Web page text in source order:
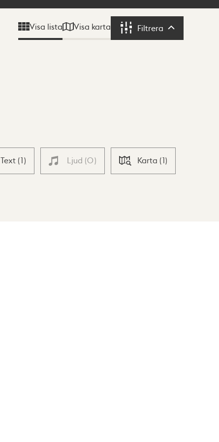
Visa lista Visa karta Filtrera Filtrera
Text (1) Ljud (0) Karta (1)